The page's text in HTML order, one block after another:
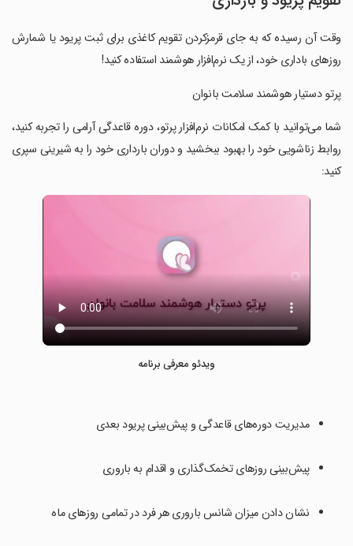
وقت آن رسیده که به جای قرمزکردن تقویم کاغذی برای ثبت پریود یا شمارش
روزهای باداری خود، از یک نرم‌افزار هوشمند استفاده کنید!
‏پرتو دستیار هوشمند سلامت بانوان
‏شما می‌توانید با کمک امکانات نرم‌افزار پرتو، دوره قاعدگی آرامی را تجربه کنید،
روابط زناشویی خود را بهبود ببخشید و دوران بارداری خود را به شیرینی سپری
کنید:
ویدئو معرفی برنامه
مدیریت دوره‌های قاعدگی و پیش‌بینی پریود بعدی
پیش‌بینی روزهای تخمک‌گذاری و اقدام به باروری
نشان دادن میزان شانس باروری هر فرد در تمامی روزهای ماه